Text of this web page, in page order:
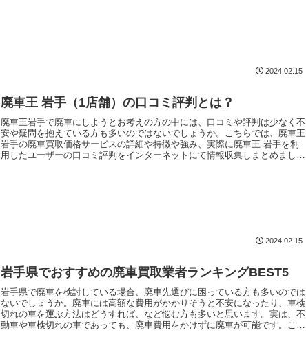
2024.02.15
廃車王 岩手（1店舗）の口コミ評判とは？
廃車王岩手で廃車にしようとお考えの方の中には、口コミや評判は少なく不
安や疑問を抱えている方も多いのではないでしょうか。こちらでは、廃車王
岩手の廃車買取価格サービスの詳細や特徴や強み、実際に廃車王 岩手を利
用したユーザーの口コミ評判をインターネットにて情報収集しまとめました
2024.02.15
岩手県でおすすめの廃車買取業者ランキングBEST5
岩手県で廃車を検討している場合、廃車先選びに困っている方も多いのでは
ないでしょうか。廃車には高額な費用がかかりそうと不安になったり、車検
切れの車を運ぶ方法はどうすれば、など悩む方も多いと思います。実は、不
動車や車検切れの車であっても、廃車費用をかけずに廃車が可能です。こち